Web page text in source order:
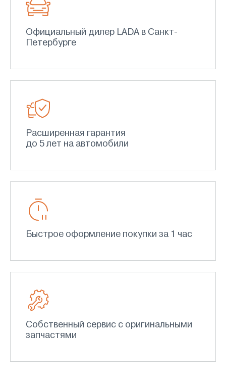
Официальный дилер LADA в Санкт-
Петербурге
Расширенная гарантия
до 5 лет на автомобили
Быстрое оформление покупки за 1 час
Собственный сервис с оригинальными
запчастями